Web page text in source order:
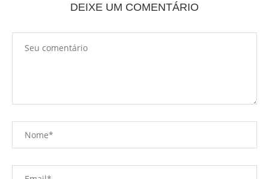
DEIXE UM COMENTÁRIO